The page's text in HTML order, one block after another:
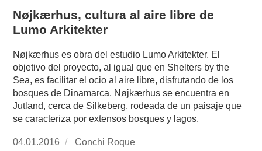
Nøjkærhus, cultura al aire libre de
Lumo Arkitekter
Nøjkærhus es obra del estudio Lumo Arkitekter. El
objetivo del proyecto, al igual que en Shelters by the
Sea, es facilitar el ocio al aire libre, disfrutando de los
bosques de Dinamarca. Nøjkærhus se encuentra en
Jutland, cerca de Silkeberg, rodeada de un paisaje que
se caracteriza por extensos bosques y lagos.
Publicado
04.01.2016
https://www.experimenta.es/author/conchi-
Conchi Roque